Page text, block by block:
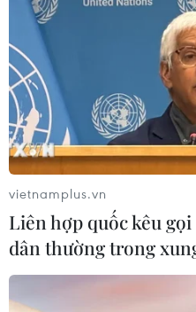
tổ chức, danh dự, nhân
vietnamplus.vn
Liên hợp quốc kêu
dân thường trong